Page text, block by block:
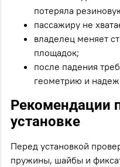
потеряла
пассажиру не
владелец меняет
площадок;
после падения
геометрию и
Рекомендации
установке
Перед установкой
пружины, шайбы и